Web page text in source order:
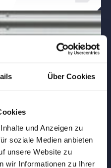
Über Cookies
und Anzeigen zu
soziale Medien anbieten
unsere Website zu
wir Informationen zu Ihrer